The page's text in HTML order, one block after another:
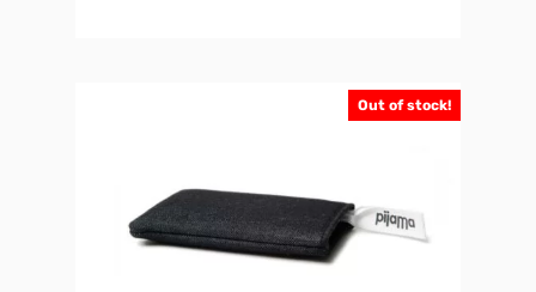
Out of stock!